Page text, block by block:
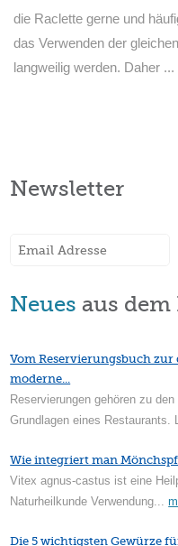
die Raclette gerne und
das Verwenden der
langweilig werden. Daher ...
Newsletter
Neues aus dem
Vom Reservierungsbuch
moderne...
Reservierungen gehören zu
Grundlagen eines
Wie integriert man
Vitex agnus-castus ist eine
Naturheilkunde Verwendung...
Die 5 wichtigsten Gewürze